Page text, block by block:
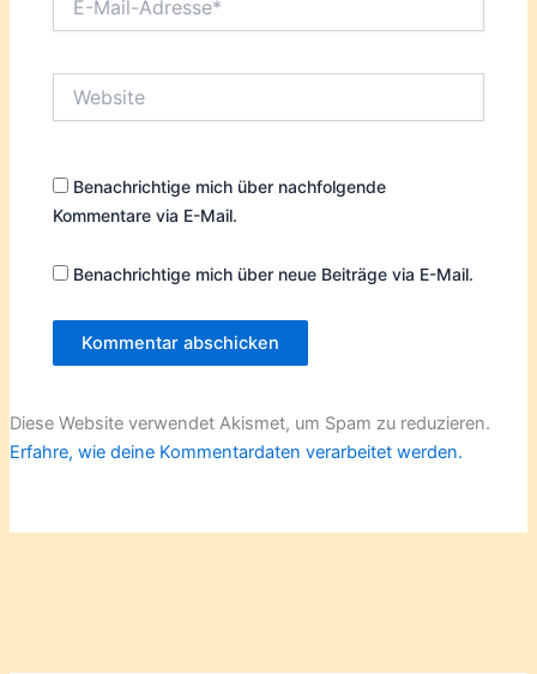
Mail-
Benachrichtige mich über nachfolgende
Kommentare via E-Mail.
Benachrichtige mich über neue Beiträge via E-Mail.
Diese Website verwendet Akismet, um Spam zu reduzieren.
Erfahre, wie deine Kommentardaten verarbeitet werden.